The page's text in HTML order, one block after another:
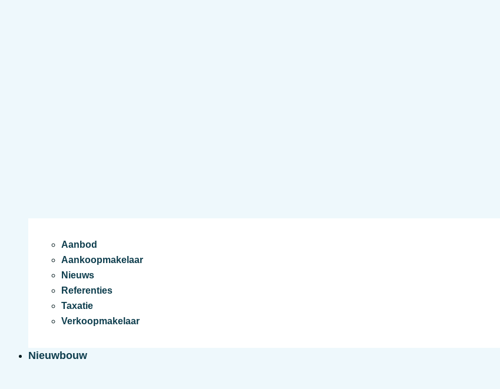
Aanbod
Aankoopmakelaar
Nieuws
Referenties
Taxatie
Verkoopmakelaar
Nieuwbouw